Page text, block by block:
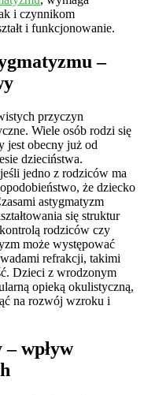
i czynnikom
i funkcjonowanie.
–
przyczyn
Wiele osób rodzi się
jest obecny już od
dzieciństwa.
jedno z rodziców ma
że dziecko
astygmatyzm
się struktur
rodziców czy
może występować
refrakcji, takimi
Dzieci z wrodzonym
opieką okulistyczną,
na rozwój wzroku i
wpływ